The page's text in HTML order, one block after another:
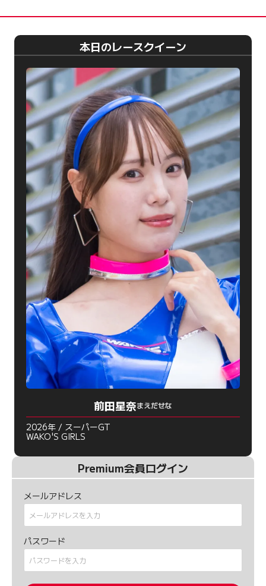
本日のレースクイーン
前田星奈まえだせな
2026年 / スーパーGT
WAKO'S GIRLS
Premium会員ログイン
メールアドレス
パスワード